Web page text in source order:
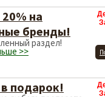
на
бренды!
раздел!
>>
подарок!